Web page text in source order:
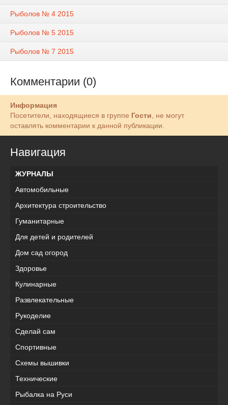
Рыболов № 4 2015
Рыболов № 5 2015
Рыболов № 7 2015
Комментарии (0)
Информация
Посетители, находящиеся в группе Гости, не могут
оставлять комментарии к данной публикации.
Навигация
ЖУРНАЛЫ
Автомобильные
Архитектура строительство
Гуманитарные
Для детей и родителей
Дом сад огород
Здоровье
Кулинарные
Развлекательные
Рукоделие
Сделай сам
Спортивные
Схемы вышивки
Технические
Рыбалка на Руси